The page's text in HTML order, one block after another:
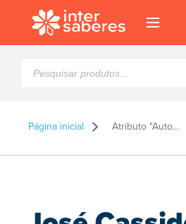
produtos
Página inicial Atributo "Autor" de produto